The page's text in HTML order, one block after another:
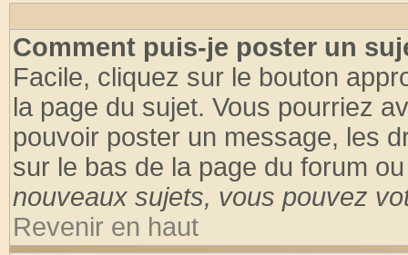
Comment puis-je poster un
Facile, cliquez sur le bouton
la page du sujet. Vous pourriez
pouvoir poster un message, les
sur le bas de la page du forum
nouveaux sujets, vous pouvez
Revenir en haut